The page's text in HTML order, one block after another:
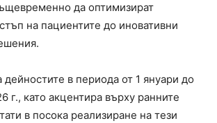
да оптимизират
на пациентите до иновативни
дейностите в периода от 1 януари до
г., като акцентира върху ранните
в посока реализиране на тези